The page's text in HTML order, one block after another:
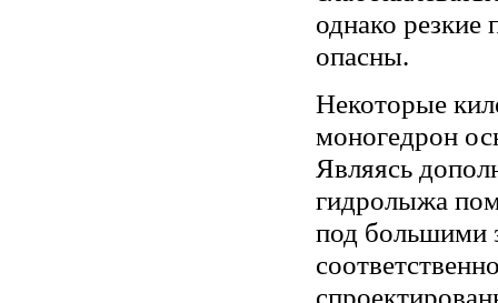
однако
опасны.
Некоторые
моногедрон
Являясь
гидролыжа
под большими